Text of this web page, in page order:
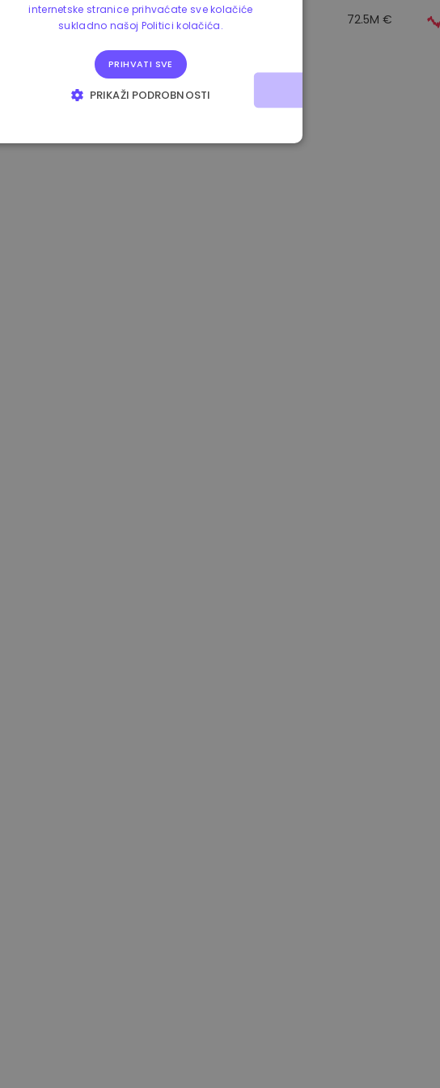
0.867648 € 0.00% 72.5M €
internetske stranice prihvaćate sve kolačiće
sukladno našoj Politici kolačića.
PRIHVATI SVE
PRIKAŽI PODROBNOSTI